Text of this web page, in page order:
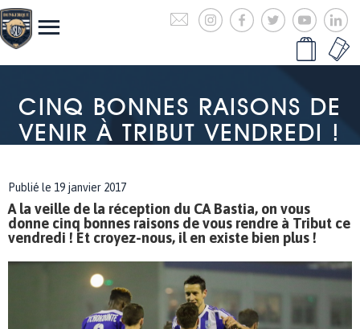
CINQ BONNES RAISONS DE
VENIR À TRIBUT VENDREDI !
Publié le 19 janvier 2017
A la veille de la réception du CA Bastia, on vous
donne cinq bonnes raisons de vous rendre à Tribut ce
vendredi ! Et croyez-nous, il en existe bien plus !